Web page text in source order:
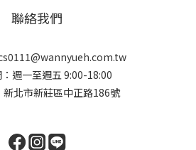
聯絡我們
週一至週五 9:00-18:00
新北市新莊區中正路186號